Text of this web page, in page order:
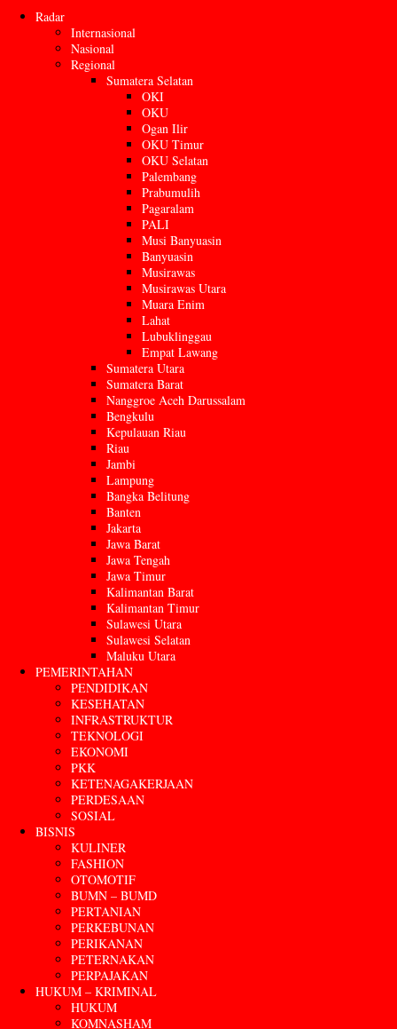
Radar
Internasional
Nasional
Regional
Sumatera Selatan
OKI
OKU
Ogan Ilir
OKU Timur
OKU Selatan
Palembang
Prabumulih
Pagaralam
PALI
Musi Banyuasin
Banyuasin
Musirawas
Musirawas Utara
Muara Enim
Lahat
Lubuklinggau
Empat Lawang
Sumatera Utara
Sumatera Barat
Nanggroe Aceh Darussalam
Bengkulu
Kepulauan Riau
Riau
Jambi
Lampung
Bangka Belitung
Banten
Jakarta
Jawa Barat
Jawa Tengah
Jawa Timur
Kalimantan Barat
Kalimantan Timur
Sulawesi Utara
Sulawesi Selatan
Maluku Utara
PEMERINTAHAN
PENDIDIKAN
KESEHATAN
INFRASTRUKTUR
TEKNOLOGI
EKONOMI
PKK
KETENAGAKERJAAN
PERDESAAN
SOSIAL
BISNIS
KULINER
FASHION
OTOMOTIF
BUMN – BUMD
PERTANIAN
PERKEBUNAN
PERIKANAN
PETERNAKAN
PERPAJAKAN
HUKUM – KRIMINAL
HUKUM
KOMNASHAM